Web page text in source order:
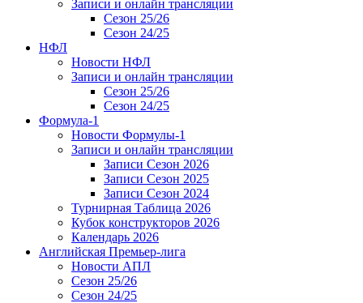
Записи и онлайн трансляции
Сезон 25/26
Сезон 24/25
НФЛ
Новости НФЛ
Записи и онлайн трансляции
Сезон 25/26
Сезон 24/25
Формула-1
Новости Формулы-1
Записи и онлайн трансляции
Записи Сезон 2026
Записи Сезон 2025
Записи Сезон 2024
Турнирная Таблица 2026
Кубок конструкторов 2026
Календарь 2026
Английская Премьер-лига
Новости АПЛ
Сезон 25/26
Сезон 24/25